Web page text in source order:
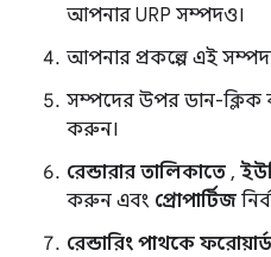
আপনার URP সম্পদও।
আপনার প্রকল্পে এই
সম্পদের উপর ডান-
করুন।
রেন্ডারার তালিকাতে ,
করুন এবং প্রোপার্টিজ
রেন্ডারিং পাথকে